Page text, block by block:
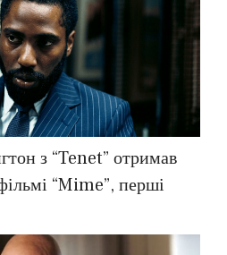
з “Tenet” отримав
“Mime”, перші